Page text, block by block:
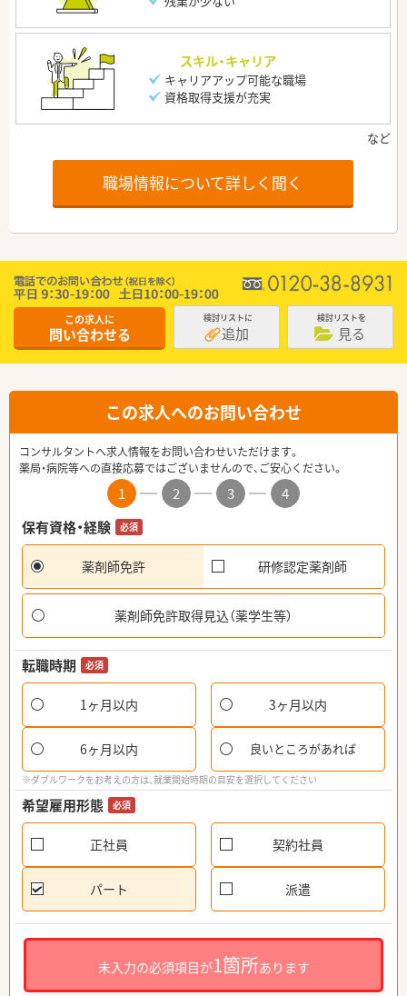
スキル・キャリア
キャリアアップ可能な職場
資格取得支援が充実
職場情報について詳しく聞く
この求人に
問い合わせる
検討リストに
追加
検討リストを
見る
この求人へのお問い合わせ
コンサルタントへ求人情報をお問い合わせいただけます。
薬局・病院等への直接応募ではございませんので、ご安心ください。
1 2 3
4
保有資格・経験
必須
薬剤師免許 研修認定薬剤師
薬剤師免許取得見込（薬学生等）
転職時期 必須
1ヶ月以内 3ヶ月以内
6ヶ月以内 良いところがあれば
※ダブルワークをお考えの方は、就業開始時期の目安を選択してください
希望雇用形態 必須
正社員 契約社員
パート 派遣
未入力の必須項目が1箇所あります